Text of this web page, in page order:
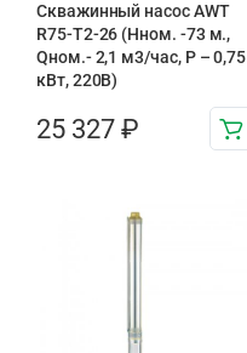
Скважинный насос AWT
R75-T2-26 (Нном. -73 м.,
Qном.- 2,1 м3/час, Р – 0,75
кВт, 220В)
25 327 ₽